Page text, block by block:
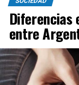
Diferencias
entre